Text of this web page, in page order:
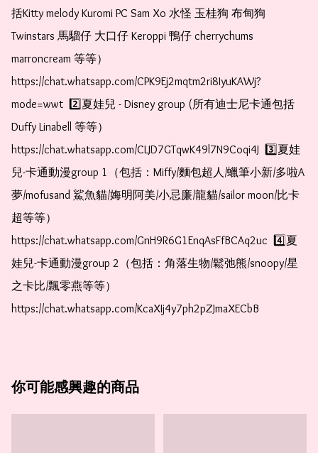
括Kitty melody Kuromi PC Sam Xo 水怪 玉桂狗 布甸狗
Twinstars 馬騮仔 大口仔 Keroppi 鴨仔 cherrychums
marroncream 等等）
https://chat.whatsapp.com/CPK9Ej2mqtm2ri8IyuKAWj?
mode=wwt  2️⃣夏娃兒 - Disney group (所有迪士尼卡通包括
Duffy Linabell 等等）
https://chat.whatsapp.com/CLJD7GTqwK49l7N9Coqi4J  3️⃣夏娃
兒-卡通動漫group 1（包括：Miffy/麵包超人/蠟筆小新/多啦A
夢/mofusand 鯊魚貓/娒明阿美/小忌廉/龍貓/sailor moon/比卡
超等等）
https://chat.whatsapp.com/GnH9R6G1EnqAsFfBCAq2uc  4️⃣夏
娃兒-卡通動漫group 2（包括：角落生物/鬆弛熊/snoopy/星
之卡比/飄零燕等等）
https://chat.whatsapp.com/KcaXIj4y7ph2pZJmaXECbB
你可能感興趣的商品